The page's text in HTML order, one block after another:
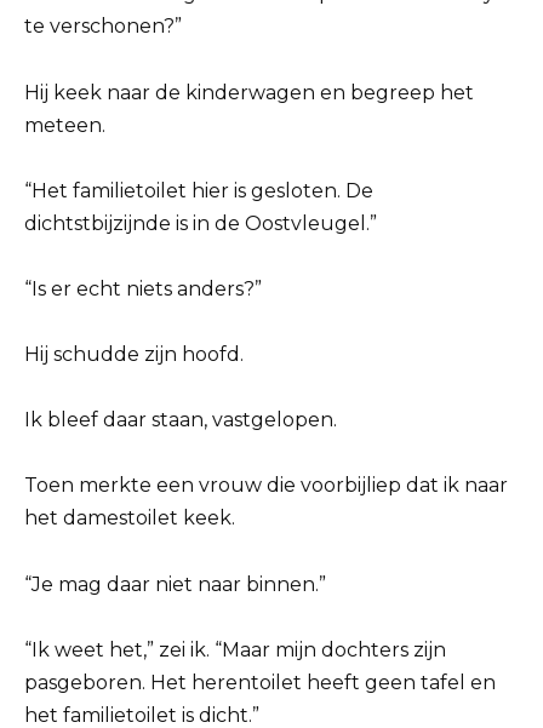
te verschonen?”
Hij keek naar de kinderwagen en begreep het
meteen.
“Het familietoilet hier is gesloten. De
dichtstbijzijnde is in de Oostvleugel.”
“Is er echt niets anders?”
Hij schudde zijn hoofd.
Ik bleef daar staan, vastgelopen.
Toen merkte een vrouw die voorbijliep dat ik naar
het damestoilet keek.
“Je mag daar niet naar binnen.”
“Ik weet het,” zei ik. “Maar mijn dochters zijn
pasgeboren. Het herentoilet heeft geen tafel en
het familietoilet is dicht.”